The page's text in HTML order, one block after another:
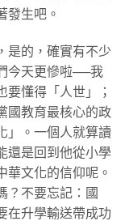
發生吧。
是的，確實有不少
今天更慘啦──我
要懂得「人世」；
國教育最核心的政
」。一個人就算讀
還是回到他從小學
華文化的信仰呢。
？不要忘記：國
在升學輸送帶成功